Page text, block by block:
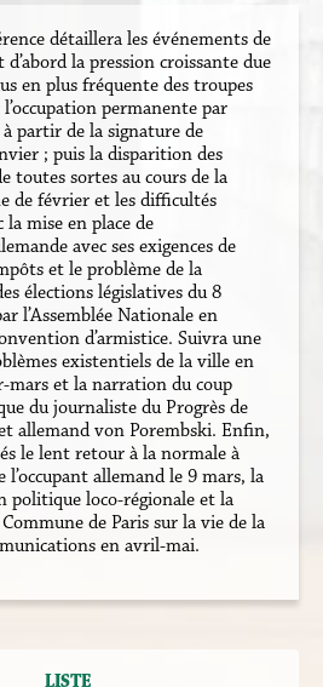
détaillera les événements de
d’abord la pression croissante due
en plus fréquente des troupes
permanente par
à partir de la signature de
; puis la disparition des
toutes sortes au cours de la
de février et les difficultés
mise en place de
avec ses exigences de
et le problème de la
élections législatives du 8
l’Assemblée Nationale en
d’armistice. Suivra une
existentiels de la ville en
mars et la narration du coup
du journaliste du Progrès de
allemand von Porembski. Enfin,
le lent retour à la normale à
allemand le 9 mars, la
politique loco-régionale et la
de Paris sur la vie de la
en avril-mai.
LISTE